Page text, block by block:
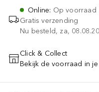
Online: Op voorraad
Gratis verzending
Nu besteld, za,
VOEG TOE
Click & Collect
Bekijk de voorraad in